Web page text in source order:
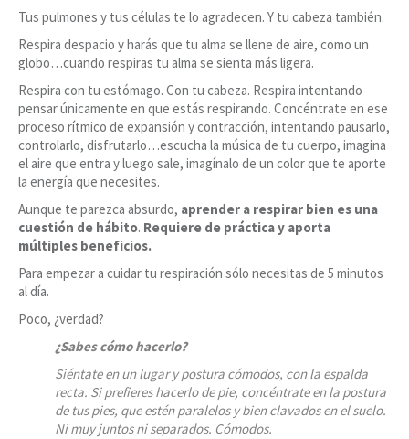
Tus pulmones y tus células te lo agradecen. Y tu cabeza también.
Respira despacio y harás que tu alma se llene de aire, como un
globo…cuando respiras tu alma se sienta más ligera.
Respira con tu estómago. Con tu cabeza. Respira intentando
pensar únicamente en que estás respirando. Concéntrate en ese
proceso rítmico de expansión y contracción, intentando pausarlo,
controlarlo, disfrutarlo…escucha la música de tu cuerpo, imagina
el aire que entra y luego sale, imagínalo de un color que te aporte
la energía que necesites.
Aunque te parezca absurdo, aprender a respirar bien es una
cuestión de hábito. Requiere de práctica y aporta
múltiples beneficios.
Para empezar a cuidar tu respiración sólo necesitas de 5 minutos
al día.
Poco, ¿verdad?
¿Sabes cómo hacerlo?
Siéntate en un lugar y postura cómodos, con la espalda
recta. Si prefieres hacerlo de pie, concéntrate en la postura
de tus pies, que estén paralelos y bien clavados en el suelo.
Ni muy juntos ni separados. Cómodos.